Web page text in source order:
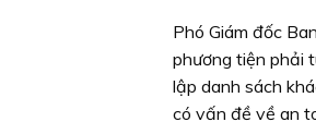
Phó Giám đốc
phương tiện phải
lập danh sách
có vấn đề về an